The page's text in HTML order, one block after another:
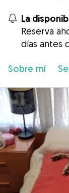
La
Reserva
días antes
Sobre mí